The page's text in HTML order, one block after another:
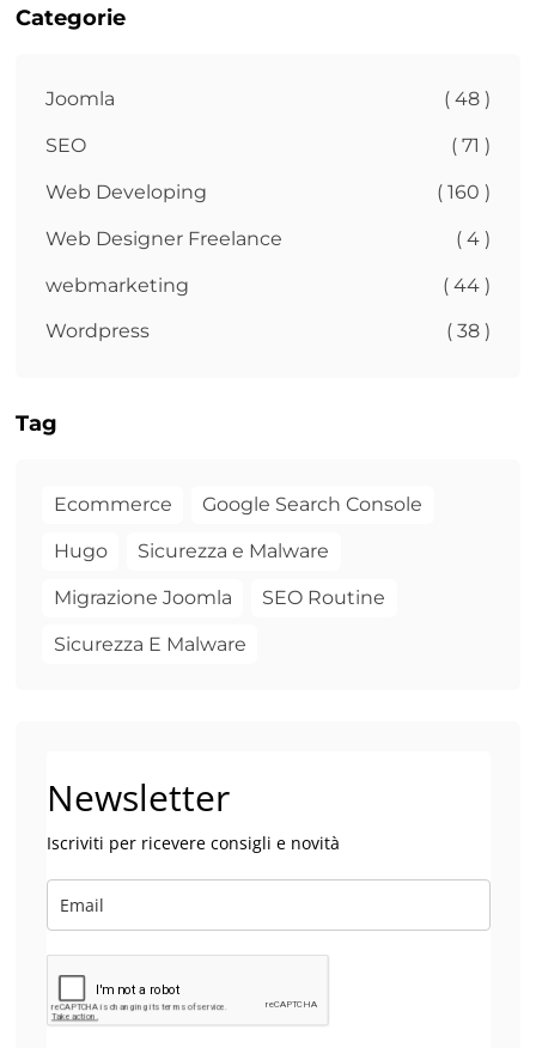
Categorie
Joomla ( 48 )
SEO ( 71 )
Web Developing ( 160 )
Web Designer Freelance ( 4 )
webmarketing ( 44 )
Wordpress ( 38 )
Tag
Ecommerce Google Search Console
Hugo Sicurezza e Malware
Migrazione Joomla SEO Routine
Sicurezza E Malware
Newsletter
Iscriviti per ricevere consigli e novità